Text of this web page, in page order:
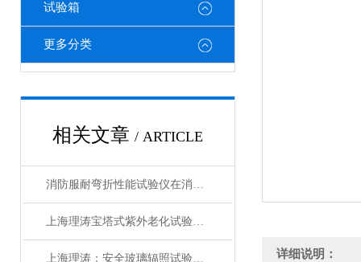
试验箱
更多分类
相关文章 / ARTICLE
消防服耐弯折性能试验仪在消防服热防护性能衰减评估中的应用
上海理涛宝塔式紫外老化试验箱：性能稳定，科研与生产的理想选择
上海理涛：安全玻璃辐照试验箱，精准检测确保品质 详细说明：